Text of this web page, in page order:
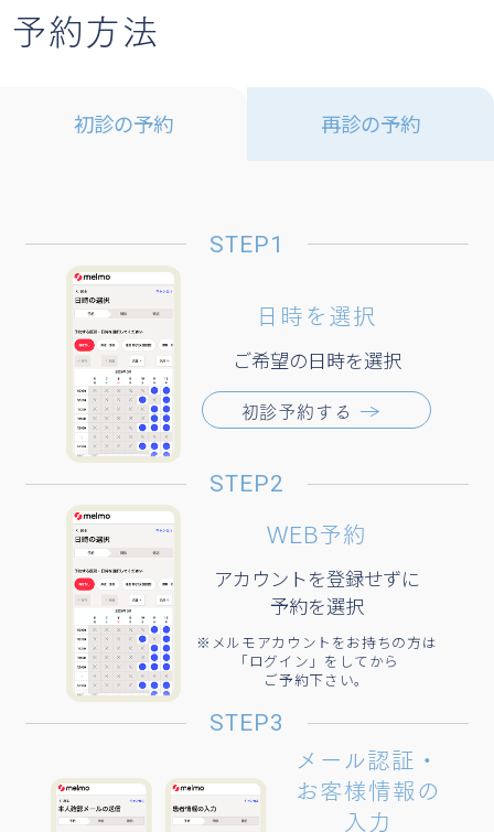
予約方法
初診の予約 再診の予約
STEP1
日時を選択
ご希望の日時を選択
初診予約する
STEP2
WEB予約
アカウントを登録せずに
予約を選択
※メルモアカウントをお持ちの方は
「ログイン」をしてから
ご予約下さい。
STEP3
メール認証・
お客様情報の
入力
予約前準備​
のダウンロード
2 ダウンロード完了後、
既にメルモアカウント
を作成している方は
「ログイン」からログ
インをお願いします。​
STEP1
病院検索​
ページをタップ​
検索欄に
「ウェルスリープクリニ